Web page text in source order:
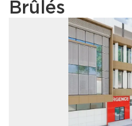
Brûlés